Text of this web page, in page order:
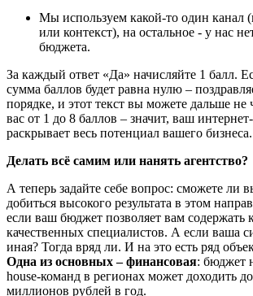
Мы используем какой-то один канал
или контекст), на остальное - у нас
бюджета.
За каждый ответ «Да» начисляйте 1 балл.
сумма баллов будет равна нулю –
порядке, и этот текст вы можете дальше не
вас от 1 до 8 баллов – значит, ваш
раскрывает весь потенциал вашего бизнеса.
Делать всё самим или нанять агентство?
А теперь задайте себе вопрос: сможете ли
добиться высокого результата в этом
если ваш бюджет позволяет вам содержать
качественных специалистов. А если ваша
иная? Тогда вряд ли. И на это есть ряд
Одна из основных – финансовая: бюджет
house-команд в регионах может доходить
миллионов рублей в год.